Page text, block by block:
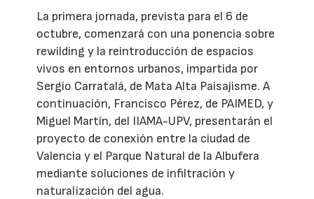
La primera jornada, prevista para el 6 de
octubre, comenzará con una ponencia sobre
rewilding y la reintroducción de espacios
vivos en entornos urbanos, impartida por
Sergio Carratalá, de Mata Alta Paisajisme. A
continuación, Francisco Pérez, de PAIMED, y
Miguel Martín, del IIAMA-UPV, presentarán el
proyecto de conexión entre la ciudad de
Valencia y el Parque Natural de la Albufera
mediante soluciones de infiltración y
naturalización del agua.